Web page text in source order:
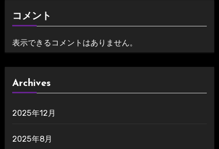
コメント
表示できるコメントはありません。
Archives
2025年12月
2025年8月